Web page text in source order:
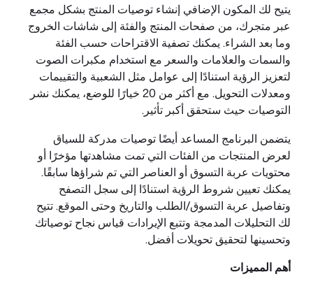
يتيح لك المكون الإضافي إنشاء توصيات المنتج بشكل مجمع
عبر متجرك، من صفحات المنتج والفئة إلى شاشات الخروج
وما بعد الشراء. يمكنك تصفية الاقتراحات حسب الفئة
والسمات والعلامات والسعر مع استخدام مكبرات الصوت
لتعزيز الرؤية استنادًا إلى عوامل مثل الشعبية والتقييمات
ومعدلات التحويل. مع أكثر من 20 خيارًا للوضع، يمكنك نشر
التوصيات حيث ستحقق أكبر تأثير.
يتضمن البرنامج المساعد أيضًا توصيات مدركة للسياق
لعرض المنتجات من الفئات التي تمت مشاهدتها مؤخرًا أو
محتويات عربة التسوق أو العناصر التي تم شراؤها سابقًا.
يمكنك تعيين شروط الرؤية استنادًا إلى سجل التصفح
وتفاصيل عربة التسوق/الطلب والتاريخ وحتى الموقع. تتيح
لك التحليلات المدمجة وتتبع الإيرادات قياس نجاح توصياتك
وتحسينها لتحقيق تحويلات أفضل.
أهم المميزات